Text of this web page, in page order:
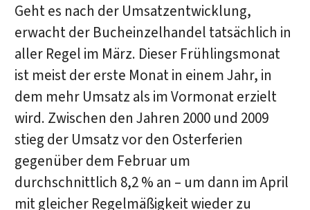
Geht es nach der Umsatzentwicklung,
erwacht der Bucheinzelhandel tatsächlich in
aller Regel im März. Dieser Frühlingsmonat
ist meist der erste Monat in einem Jahr, in
dem mehr Umsatz als im Vormonat erzielt
wird. Zwischen den Jahren 2000 und 2009
stieg der Umsatz vor den Osterferien
gegenüber dem Februar um
durchschnittlich 8,2 % an – um dann im April
mit gleicher Regelmäßigkeit wieder zu